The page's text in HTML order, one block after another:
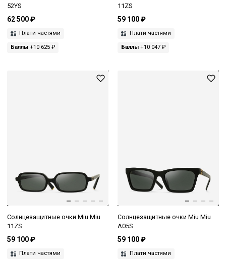
52YS
62 500 ₽
Плати частями
Баллы +10 625 ₽
11ZS
59 100 ₽
Плати частями
Баллы+10 047 ₽
Солнцезащитные очки Miu Miu
11ZS
59 100 ₽
Плати частями
Солнцезащитные очки Miu Miu
A05S
59 100 ₽
Плати частями